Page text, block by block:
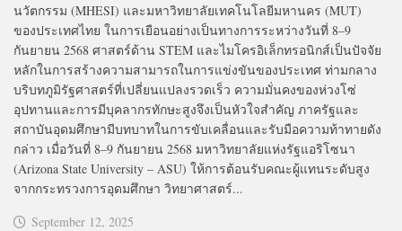
นวัตกรรม (MHESI) และมหาวิทยาลัยเทคโนโลยีมหานคร (MUT)
ของประเทศไทย ในการเยือนอย่างเป็นทางการระหว่างวันที่ 8–9
กันยายน 2568 ศาสตร์ด้าน STEM และไมโครอิเล็กทรอนิกส์เป็นปัจจัย
หลักในการสร้างความสามารถในการแข่งขันของประเทศ ท่ามกลาง
บริบทภูมิรัฐศาสตร์ที่เปลี่ยนแปลงรวดเร็ว ความมั่นคงของห่วงโซ่
อุปทานและการมีบุคลากรทักษะสูงจึงเป็นหัวใจสำคัญ ภาครัฐและ
สถาบันอุดมศึกษามีบทบาทในการขับเคลื่อนและรับมือความท้าทายดัง
กล่าว เมื่อวันที่ 8–9 กันยายน 2568 มหาวิทยาลัยแห่งรัฐแอริโซนา
(Arizona State University – ASU) ให้การต้อนรับคณะผู้แทนระดับสูง
จากกระทรวงการอุดมศึกษา วิทยาศาสตร์...
September 12, 2025